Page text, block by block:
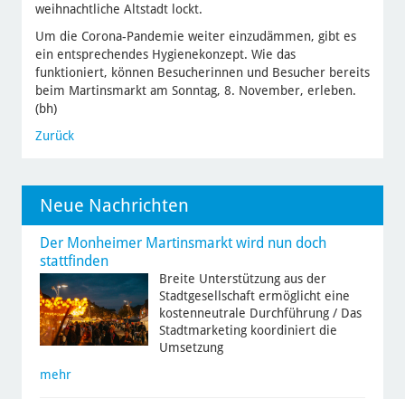
weihnachtliche Altstadt lockt.
Um die Corona-Pandemie weiter einzudämmen, gibt es
ein entsprechendes Hygienekonzept. Wie das
funktioniert, können Besucherinnen und Besucher bereits
beim Martinsmarkt am Sonntag, 8. November, erleben.
(bh)
Zurück
Neue Nachrichten
Der Monheimer Martinsmarkt wird nun doch
stattfinden
Breite Unterstützung aus der
Stadtgesellschaft ermöglicht eine
kostenneutrale Durchführung / Das
Stadtmarketing koordiniert die
Umsetzung
mehr